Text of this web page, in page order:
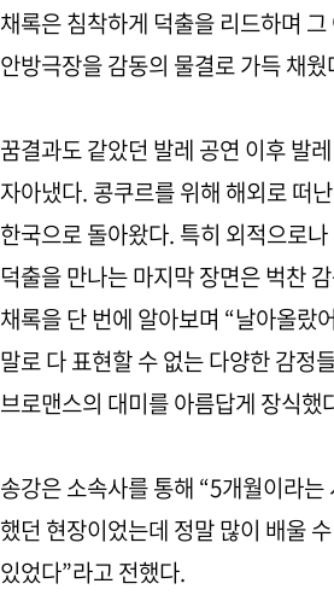
채록은 침착하게 덕출을 리드하며
안방극장을 감동의 물결로 가득 채웠
꿈결과도 같았던 발레 공연 이후 발
자아냈다. 콩쿠르를 위해 해외로 떠
한국으로 돌아왔다. 특히 외적으로
덕출을 만나는 마지막 장면은 벅찬
채록을 단 번에 알아보며 “날아올랐
말로 다 표현할 수 없는 다양한 감정
브로맨스의 대미를 아름답게 장식했
송강은 소속사를 통해 “5개월이라
했던 현장이었는데 정말 많이 배울
있었다”라고 전했다.